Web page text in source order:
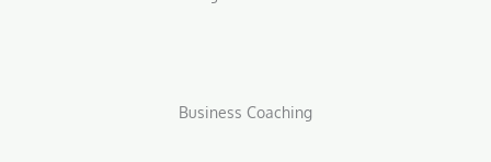
Business Coaching